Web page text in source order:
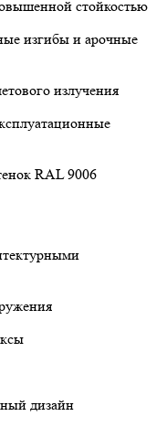
стойкостью
изгибы и арочные
излучения
RAL 9006
дизайн